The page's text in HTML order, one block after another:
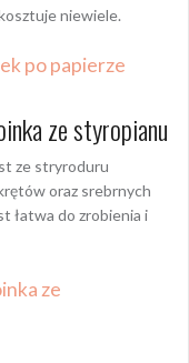
niewiele.
po papierze
ze styropianu
ze stryroduru
oraz srebrnych
łatwa do zrobienia i
ze